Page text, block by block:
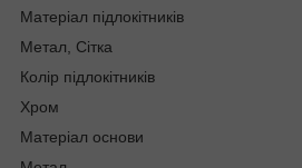
Матеріал підлокітників
Метал, Сітка
Колір підлокітників
Хром
Матеріал основи